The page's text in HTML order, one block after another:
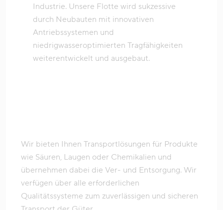
Industrie. Unsere Flotte wird sukzessive
durch Neubauten mit innovativen
Antriebssystemen und
niedrigwasseroptimierten Tragfähigkeiten
weiterentwickelt und ausgebaut.
Wir bieten Ihnen Transportlösungen für Produkte
wie Säuren, Laugen oder Chemikalien und
übernehmen dabei die Ver- und Entsorgung. Wir
verfügen über alle erforderlichen
Qualitätssysteme zum zuverlässigen und sicheren